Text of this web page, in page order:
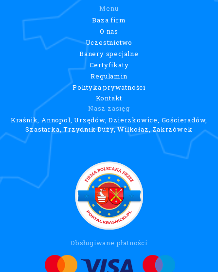
Menu
Baza firm
O nas
Uczestnictwo
Banery specjalne
Certyfikaty
Regulamin
Polityka prywatności
Kontakt
Nasz zasięg
Kraśnik, Annopol, Urzędów, Dzierzkowice, Gościeradów,
Szastarka, Trzydnik Duży, Wilkołaz, Zakrzówek
Obsługiwane płatności